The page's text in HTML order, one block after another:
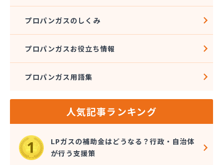
株式会社近藤ホームガス
株式会社後藤商事
株式会社高木商店
株式会社今西
株式会社三金住宅
株式会社山口商店
株式会社山本燃料住設サービス
株式会社市川燃料店
株式会社滋田燃料
株式会社式会社大勝
株式会社樹木屋
プロパンガスのしくみ
プロパンガスお役立ち情報
プロパンガス用語集
人気記事ランキング
LPガスの補助金はどうなる？行政・自治体
が行う支援策